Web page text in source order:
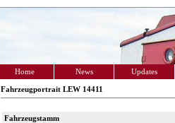
Home News Updates
Fahrzeugportrait LEW 14411
Fahrzeugstamm